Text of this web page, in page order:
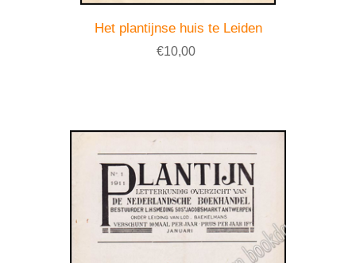
Het plantijnse huis te Leiden
€10,00